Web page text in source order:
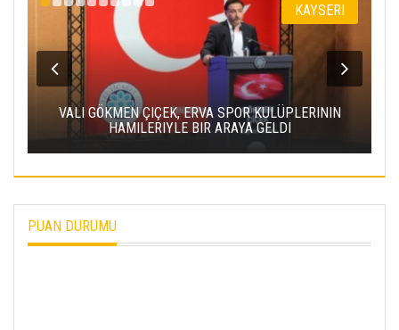
KAYSERI
VALI GÖKMEN ÇIÇEK, ERVA SPOR KULÜPLERININ
HAMILERIYLE BIR ARAYA GELDI
PUAN DURUMU